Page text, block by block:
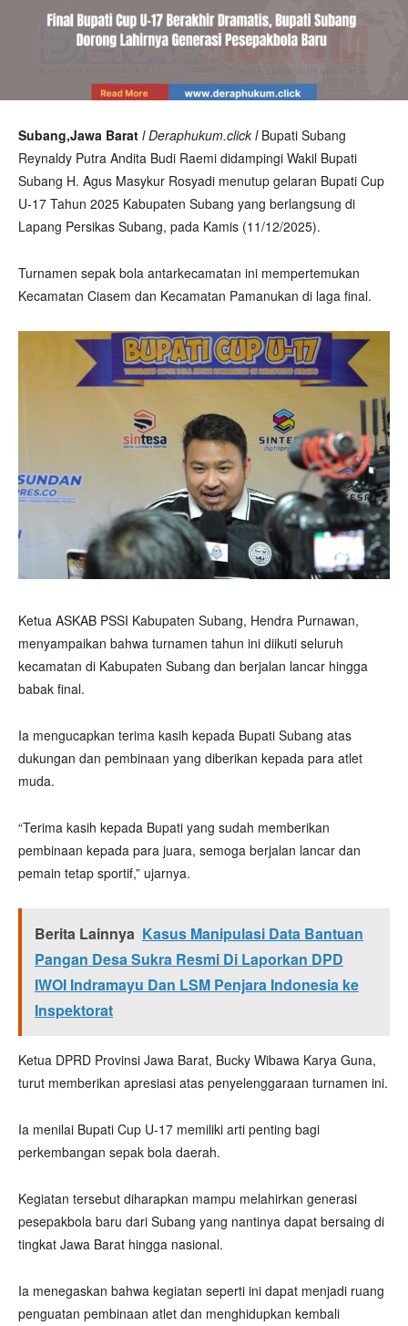
Subang,Jawa Barat l Deraphukum.click lBupati Subang
Reynaldy Putra Andita Budi Raemi didampingi Wakil Bupati
Subang H. Agus Masykur Rosyadi menutup gelaran Bupati Cup
U-17 Tahun 2025 Kabupaten Subang yang berlangsung di
Lapang Persikas Subang, pada Kamis (11/12/2025).
Turnamen sepak bola antarkecamatan ini mempertemukan
Kecamatan Ciasem dan Kecamatan Pamanukan di laga final.
Ketua ASKAB PSSI Kabupaten Subang, Hendra Purnawan,
menyampaikan bahwa turnamen tahun ini diikuti seluruh
kecamatan di Kabupaten Subang dan berjalan lancar hingga
babak final.
Ia mengucapkan terima kasih kepada Bupati Subang atas
dukungan dan pembinaan yang diberikan kepada para atlet
muda.
“Terima kasih kepada Bupati yang sudah memberikan
pembinaan kepada para juara, semoga berjalan lancar dan
pemain tetap sportif,” ujarnya.
Berita Lainnya Kasus Manipulasi Data Bantuan
Pangan Desa Sukra Resmi Di Laporkan DPD
IWOI Indramayu Dan LSM Penjara Indonesia ke
Inspektorat
Ketua DPRD Provinsi Jawa Barat, Bucky Wibawa Karya Guna,
turut memberikan apresiasi atas penyelenggaraan turnamen ini.
Ia menilai Bupati Cup U-17 memiliki arti penting bagi
perkembangan sepak bola daerah.
Kegiatan tersebut diharapkan mampu melahirkan generasi
pesepakbola baru dari Subang yang nantinya dapat bersaing di
tingkat Jawa Barat hingga nasional.
Ia menegaskan bahwa kegiatan seperti ini dapat menjadi ruang
penguatan pembinaan atlet dan menghidupkan kembali